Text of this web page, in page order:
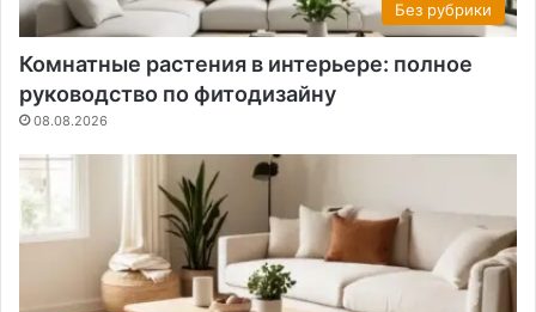
Без рубрики
Комнатные растения в интерьере: полное
руководство по фитодизайну
08.08.2026